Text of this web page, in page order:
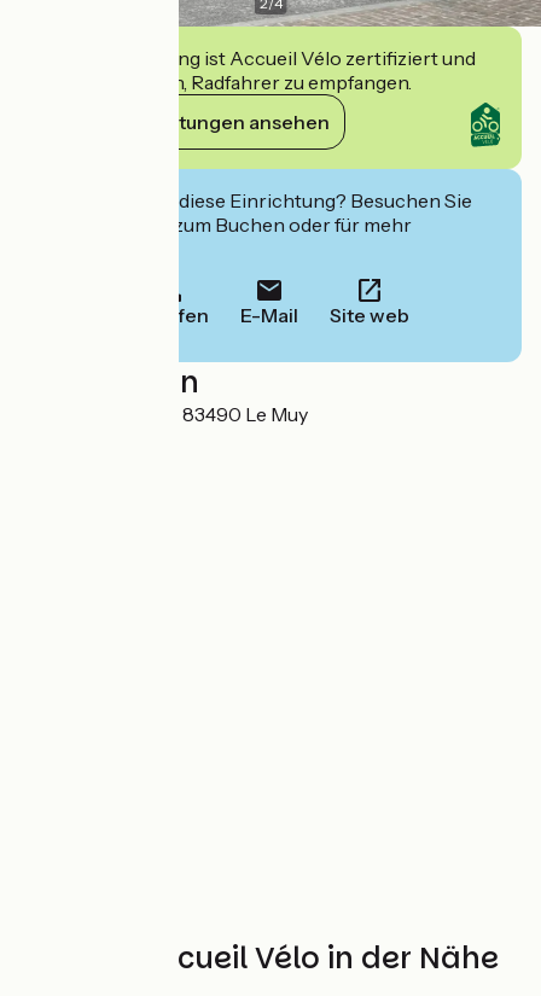
Diese Einrichtung ist Accueil Vélo zertifiziert und
verpflichtet sich, Radfahrer zu empfangen.
Ihre Verpflichtungen ansehen
Interessiert Sie diese Einrichtung? Besuchen Sie
deren Website zum Buchen oder für mehr
Anrufen E-Mail Site web
Localisation
Route Nationale 7 83490 Le Muy
Weitere Accueil Vélo in der Nähe